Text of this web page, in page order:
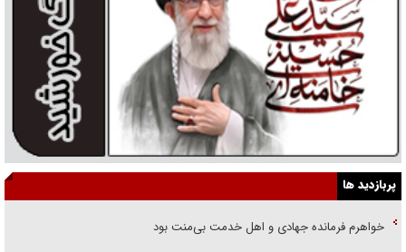
پربازدید ها
خواهرم فرمانده جهادی و اهل خدمت بی‌منت بود